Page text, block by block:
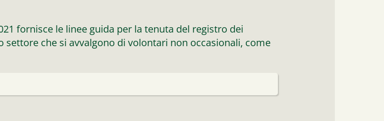
fornisce le linee guida per la tenuta del registro dei
che si avvalgono di volontari non occasionali, come